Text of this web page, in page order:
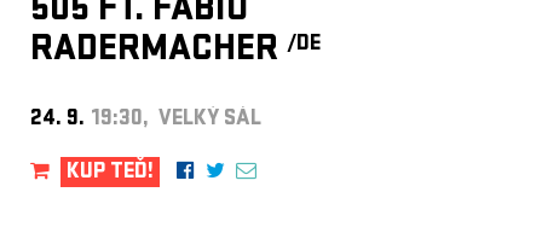
505 FT. FABIO
RADERMACHER /DE
24. 9. 19:30, VELKÝ SÁL
KUP TEĎ!